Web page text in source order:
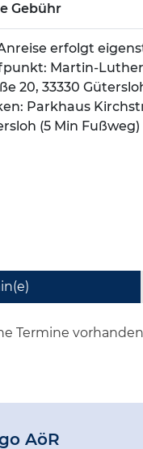
Gebühr
erfolgt
Martin-
20, 33330
Parkhaus
(5 Min Fußweg)
Termine
AöR